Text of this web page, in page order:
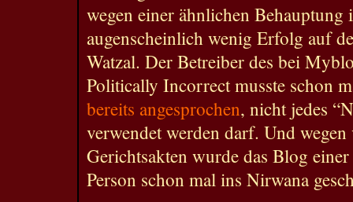
wegen einer ähnlichen
augenscheinlich wenig Erfolg auf
Watzal. Der Betreiber des bei
Politically Incorrect musste schon
bereits angesprochen, nicht jedes
verwendet werden darf. Und
Gerichtsakten wurde das Blog
Person schon mal ins Nirwana